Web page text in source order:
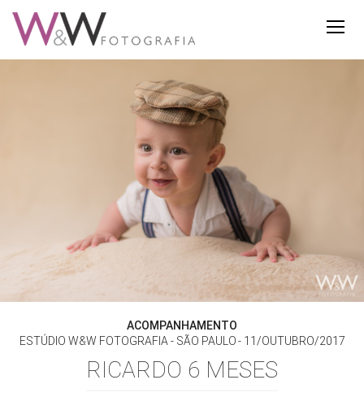
ACOMPANHAMENTO
ESTÚDIO W&W FOTOGRAFIA - SÃO PAULO
11/OUTUBRO/2017
RICARDO 6 MESES